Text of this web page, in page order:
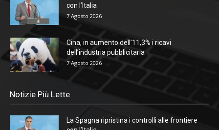
con l’Italia
7 Agosto 2026
Cina, in aumento dell’11,3% i ricavi
dell’industria pubblicitaria
7 Agosto 2026
Notizie Più Lette
La Spagna ripristina i controlli alle frontiere